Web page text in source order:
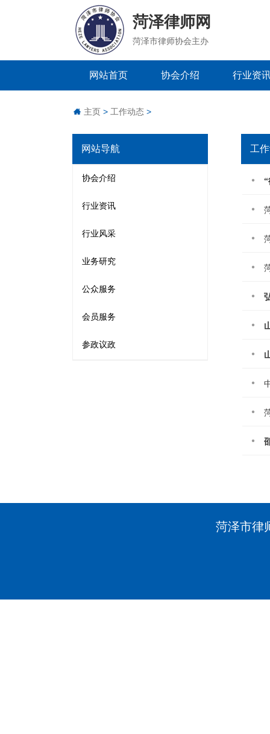
菏泽律师网
菏泽市律师协会主办
网站首页 协会介绍 行业资
主页 > 工作动态 >
网站导航
协会介绍
行业资讯
行业风采
业务研究
公众服务
会员服务
参政议政
工
“
菏泽市律